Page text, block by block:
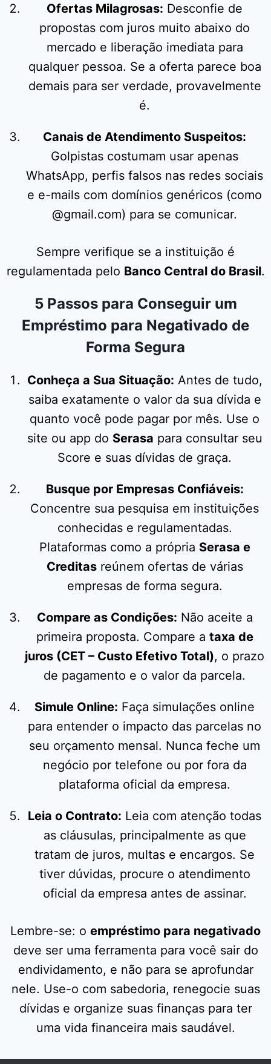
Ofertas Milagrosas: Desconfie de
propostas com juros muito abaixo do
mercado e liberação imediata para
qualquer pessoa. Se a oferta parece boa
demais para ser verdade, provavelmente
é.
Canais de Atendimento Suspeitos:
Golpistas costumam usar apenas
WhatsApp, perfis falsos nas redes sociais
e e-mails com domínios genéricos (como
@gmail.com) para se comunicar.
Sempre verifique se a instituição é
regulamentada pelo Banco Central do Brasil.
5 Passos para Conseguir um
Empréstimo para Negativado de
Forma Segura
Conheça a Sua Situação: Antes de tudo,
saiba exatamente o valor da sua dívida e
quanto você pode pagar por mês. Use o
site ou app do Serasa para consultar seu
Score e suas dívidas de graça.
Busque por Empresas Confiáveis:
Concentre sua pesquisa em instituições
conhecidas e regulamentadas.
Plataformas como a própria Serasa e
Creditasreúnem ofertas de várias
empresas de forma segura.
Compare as Condições: Não aceite a
primeira proposta. Compare a taxa de
juros (CET – Custo Efetivo Total), o prazo
de pagamento e o valor da parcela.
Simule Online: Faça simulações online
para entender o impacto das parcelas no
seu orçamento mensal. Nunca feche um
negócio por telefone ou por fora da
plataforma oficial da empresa.
Leia o Contrato: Leia com atenção todas
as cláusulas, principalmente as que
tratam de juros, multas e encargos. Se
tiver dúvidas, procure o atendimento
oficial da empresa antes de assinar.
Lembre-se: o empréstimo para negativado
deve ser uma ferramenta para você sair do
endividamento, e não para se aprofundar
nele. Use-o com sabedoria, renegocie suas
dívidas e organize suas finanças para ter
uma vida financeira mais saudável.